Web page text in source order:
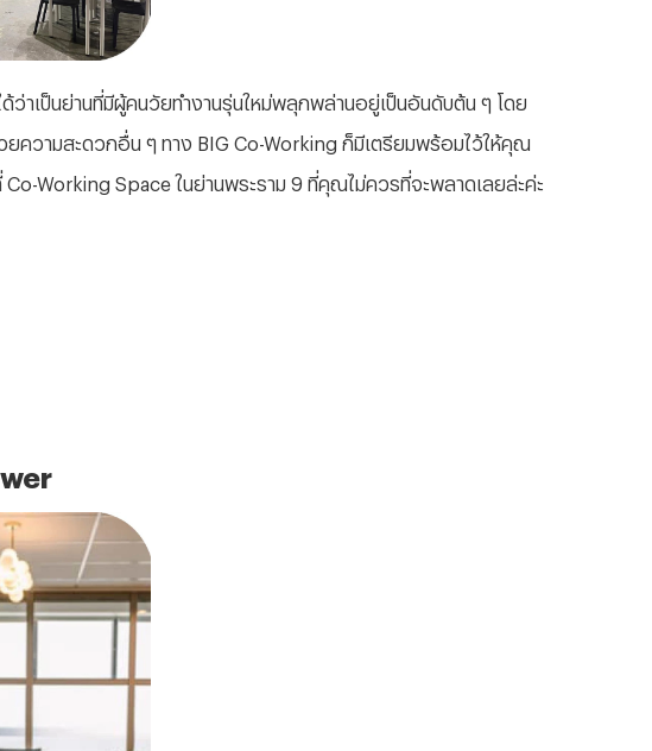
ว่าเป็นย่านที่มีผู้คนวัยทำงานรุ่นใหม่พลุกพล่านอยู่เป็นอันดับต้น ๆ โดย
ยความสะดวกอื่น ๆ ทาง BIG Co-Working ก็มีเตรียมพร้อมไว้ให้คุณ
Working Space ในย่านพระราม 9 ที่คุณไม่ควรที่จะพลาดเลยล่ะค่ะ